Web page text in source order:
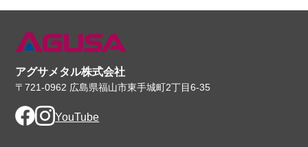
アグサメタル株式会社
〒721-0962 広島県福山市東手城町2丁目6-35
Facebook
Instagram
YouTube